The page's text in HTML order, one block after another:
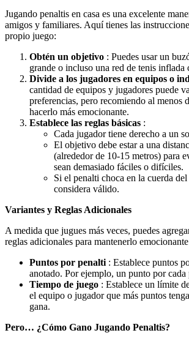
Jugando penaltis en casa es una excelente
amigos y familiares. Aquí tienes las
propio juego:
Obtén un objetivo : Puedes usar un
grande o incluso una red de tenis inflada
Divide a los jugadores en equipos o
cantidad de equipos y jugadores puede
preferencias, pero recomiendo al menos
hacerlo más emocionante.
Establece las reglas básicas :
Cada jugador tiene derecho a un
El objetivo debe estar a una
(alrededor de 10-15 metros) para
sean demasiado fáciles o difíciles.
Si el penalti choca en la cuerda
considera válido.
Variantes y Reglas Adicionales
A medida que jugues más veces, puedes
reglas adicionales para mantenerlo
Puntos por penalti : Establece puntos
anotado. Por ejemplo, un punto por
Tiempo de juego : Establece un límite
el equipo o jugador que más puntos
gana.
Pero… ¿Cómo Gano Jugando Penaltis?